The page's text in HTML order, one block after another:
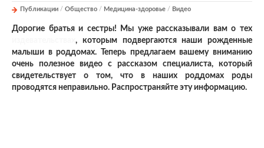
Публикации / Общество / Медицина-здоровье / Видео
Дорогие братья и сестры! Мы уже рассказывали вам о тех
, которым подвергаются наши рожденные
малыши в роддомах. Теперь предлагаем вашему вниманию
очень полезное видео с рассказом специалиста, который
свидетельствует о том, что в наших роддомах роды
проводятся неправильно. Распространяйте эту информацию.